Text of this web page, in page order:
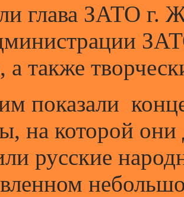
глава ЗАТО г.
также
показали
на которой
русские